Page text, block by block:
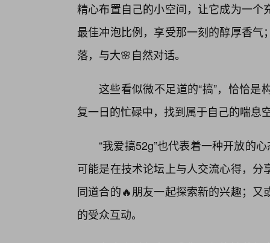
精心布置自己的小空间，让它成为一
最佳冲泡比例，享受那一刻的醇厚香
落，与大🌸自然对话。
这些看似微不足道的“搞”，恰恰
复一日的忙碌中，找到属于自己的喘息
“我爱搞52g”也代表着一种开放的
可能是在技术论坛上与人交流心得，
同道合的🔥朋友一起探索新的兴趣；
的受众互动。